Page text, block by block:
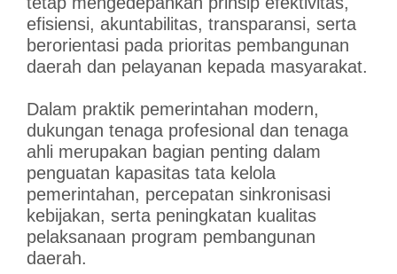
efisiensi, akuntabilitas, transparansi, serta
berorientasi pada prioritas pembangunan
daerah dan pelayanan kepada masyarakat.
Dalam praktik pemerintahan modern,
dukungan tenaga profesional dan tenaga
ahli merupakan bagian penting dalam
penguatan kapasitas tata kelola
pemerintahan, percepatan sinkronisasi
kebijakan, serta peningkatan kualitas
pelaksanaan program pembangunan
daerah.